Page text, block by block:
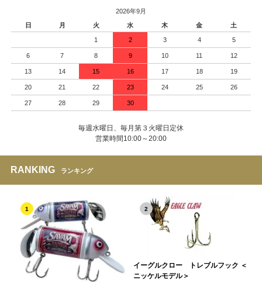
2026年9月
日
月 火 水 木 金 土
1 2 3 4 5
6 7 8 9 10 11 12
13 14 15 16 17 18 19
20 21 22 23 24 25 26
27 28 29 30
毎週水曜日、毎月第３火曜日定休
営業時間10:00～20:00
RANKING ランキング
1 2
イーグルクロー トレブルフック ＜
ニッケルモデル＞